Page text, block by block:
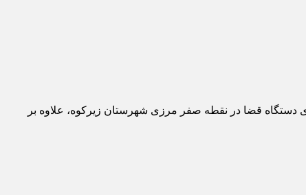
دستگاه قضا در نقطه صفر مرزی شهرستان زیرکوه، علاوه بر